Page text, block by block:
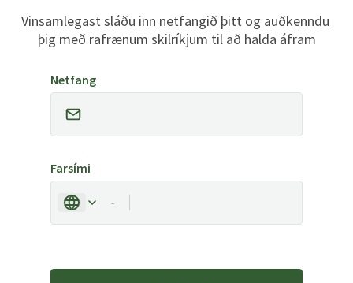
Vinsamlegast sláðu inn netfangið þitt og auðkenndu
þig með rafrænum skilríkjum til að halda áfram
Netfang
Farsími
-